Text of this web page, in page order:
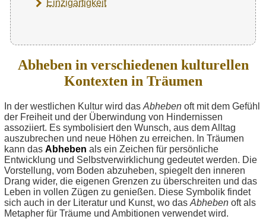
Einzigartigkeit
Abheben in verschiedenen kulturellen
Kontexten in Träumen
In der westlichen Kultur wird das Abheben oft mit dem Gefühl
der Freiheit und der Überwindung von Hindernissen
assoziiert. Es symbolisiert den Wunsch, aus dem Alltag
auszubrechen und neue Höhen zu erreichen. In Träumen
kann das Abheben als ein Zeichen für persönliche
Entwicklung und Selbstverwirklichung gedeutet werden. Die
Vorstellung, vom Boden abzuheben, spiegelt den inneren
Drang wider, die eigenen Grenzen zu überschreiten und das
Leben in vollen Zügen zu genießen. Diese Symbolik findet
sich auch in der Literatur und Kunst, wo das Abheben oft als
Metapher für Träume und Ambitionen verwendet wird.